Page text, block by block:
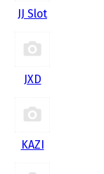
JJ Slot
JXD
KAZI